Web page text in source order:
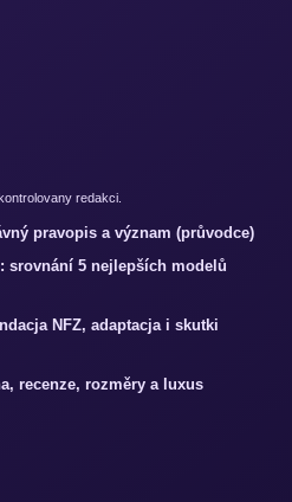
redakci.
pravopis a význam (průvodce)
srovnání 5 nejlepších modelů
NFZ, adaptacja i skutki
recenze, rozměry a luxus